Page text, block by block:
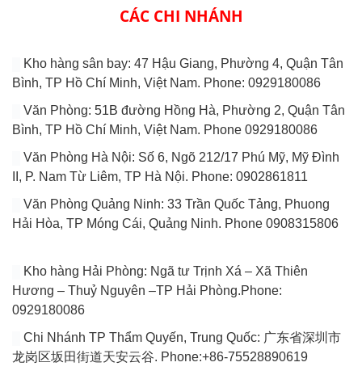
CÁC CHI NHÁNH
Kho hàng sân bay: 47 Hậu Giang, Phường 4, Quận Tân
Bình, TP Hồ Chí Minh, Việt Nam. Phone: 0929180086
Văn Phòng: 51B đường Hồng Hà, Phường 2, Quận Tân
Bình, TP Hồ Chí Minh, Việt Nam. Phone 0929180086
Văn Phòng Hà Nội: Số 6, Ngõ 212/17 Phú Mỹ, Mỹ Đình
II, P. Nam Từ Liêm, TP Hà Nội. Phone: 0902861811
Văn Phòng Quảng Ninh: 33 Trần Quốc Tảng, Phuong
Hải Hòa, TP Móng Cái, Quảng Ninh. Phone 0908315806
Kho hàng Hải Phòng: Ngã tư Trịnh Xá – Xã Thiên
Hương – Thuỷ Nguyên –TP Hải Phòng.Phone:
0929180086
Chi Nhánh TP Thẩm Quyến, Trung Quốc: 广东省深圳市
龙岗区坂田街道天安云谷. Phone:+86-75528890619